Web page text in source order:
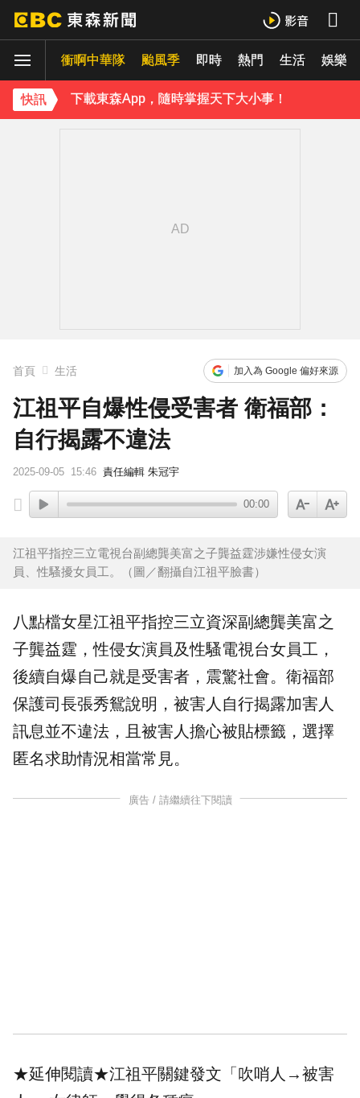
衝啊中華隊 颱風季 即時 熱門 生活 娛樂
快訊
曾號召反女權集會！36歲網紅陳屍住處 死因待查
下載東森App，隨時掌握天下大小事！
首頁 生活 加入為 Google 偏好來源
江祖平自爆性侵受害者 衛福部：
自行揭露不違法
2025-09-05 15:46 責任編輯 朱冠宇
00:00
江祖平指控三立電視台副總龔美富之子龔益霆涉嫌性侵女演
員、性騷擾女員工。（圖／翻攝自江祖平臉書）
八點檔女星江祖平指控三立資深副總龔美富之
子龔益霆 ，性侵女演員及性騷電視台女員工，
後續自爆自己就是受害者，震驚社會。 衛福部
保護司長張秀鴛說明，被害人自行揭露加害人
訊息並不違法，且被害人擔心被貼標籤，選擇
匿名求助情況相當常見。
廣告 / 請繼續往下閱讀
★延伸閱讀★江祖平關鍵發文「吹哨人→被害